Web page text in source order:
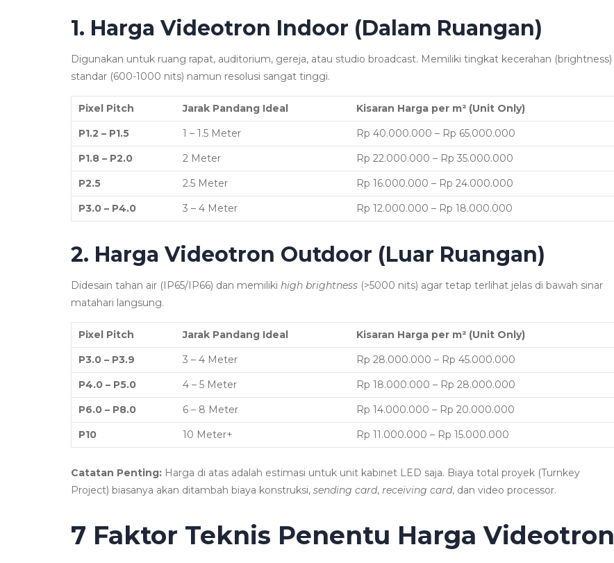
1. Harga Videotron Indoor (Dalam Ruangan)
Digunakan untuk ruang rapat, auditorium, gereja, atau studio broadcast. Memiliki tingkat kecerahan (brightness)
standar (600-1000 nits) namun resolusi sangat tinggi.
Pixel Pitch Jarak Pandang Ideal
Kisaran Harga per m² (Unit Only)
P1.2 – P1.5
1 – 1.5 Meter
Rp 40.000.000 – Rp 65.000.000
P1.8 – P2.0
2 Meter
Rp 22.000.000 – Rp 35.000.000
P2.5
2.5 Meter
Rp 16.000.000 – Rp 24.000.000
P3.0 – P4.0
3 – 4 Meter Rp 12.000.000 – Rp 18.000.000
2. Harga Videotron Outdoor (Luar Ruangan)
Didesain tahan air (IP65/IP66) dan memiliki high brightness (>5000 nits) agar tetap terlihat jelas di bawah sinar
matahari langsung.
Pixel Pitch Jarak Pandang Ideal
Kisaran Harga per m² (Unit Only)
P3.0 – P3.9
3 – 4 Meter
Rp 28.000.000 – Rp 45.000.000
P4.0 – P5.0
4 – 5 Meter
Rp 18.000.000 – Rp 28.000.000
P6.0 – P8.0
6 – 8 Meter
Rp 14.000.000 – Rp 20.000.000
P10
10 Meter+ Rp 11.000.000 – Rp 15.000.000
Catatan Penting: Harga di atas adalah estimasi untuk unit kabinet LED saja. Biaya total proyek (Turnkey
Project) biasanya akan ditambah biaya konstruksi, sending card, receiving card, dan video processor.
7 Faktor Teknis Penentu Harga Videotron